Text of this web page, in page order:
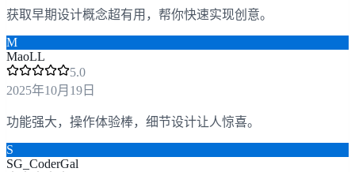
获取早期设计概念超有用，帮你快速实现创意。
M
MaoLL
5.0
2025年10月19日
功能强大，操作体验棒，细节设计让人惊喜。
S
SG_CoderGal